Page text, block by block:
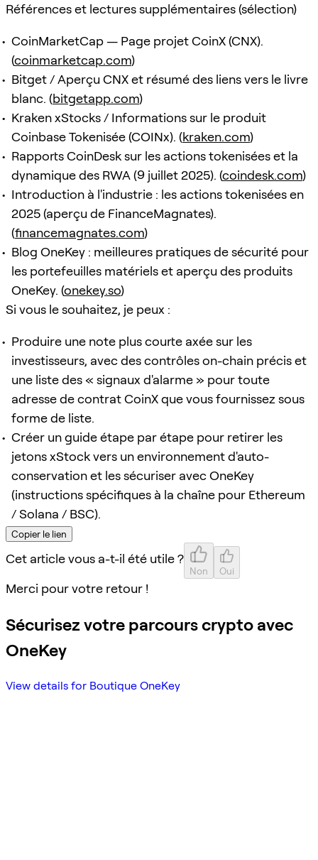
Références et lectures supplémentaires (sélection)
CoinMarketCap — Page projet CoinX (CNX).
(coinmarketcap.com)
Bitget / Aperçu CNX et résumé des liens vers le livre
blanc. (bitgetapp.com)
Kraken xStocks / Informations sur le produit
Coinbase Tokenisée (COINx). (kraken.com)
Rapports CoinDesk sur les actions tokenisées et la
dynamique des RWA (9 juillet 2025). (coindesk.com)
Introduction à l'industrie : les actions tokenisées en
2025 (aperçu de FinanceMagnates).
(financemagnates.com)
Blog OneKey : meilleures pratiques de sécurité pour
les portefeuilles matériels et aperçu des produits
OneKey. (onekey.so)
Si vous le souhaitez, je peux :
Produire une note plus courte axée sur les
investisseurs, avec des contrôles on-chain précis et
une liste des « signaux d'alarme » pour toute
adresse de contrat CoinX que vous fournissez sous
forme de liste.
Créer un guide étape par étape pour retirer les
jetons xStock vers un environnement d'auto-
conservation et les sécuriser avec OneKey
(instructions spécifiques à la chaîne pour Ethereum
/ Solana / BSC).
Copier le lien
Cet article vous a-t-il été utile ?
Non Oui
Merci pour votre retour !
Sécurisez votre parcours crypto avec
OneKey
View details for Boutique OneKey